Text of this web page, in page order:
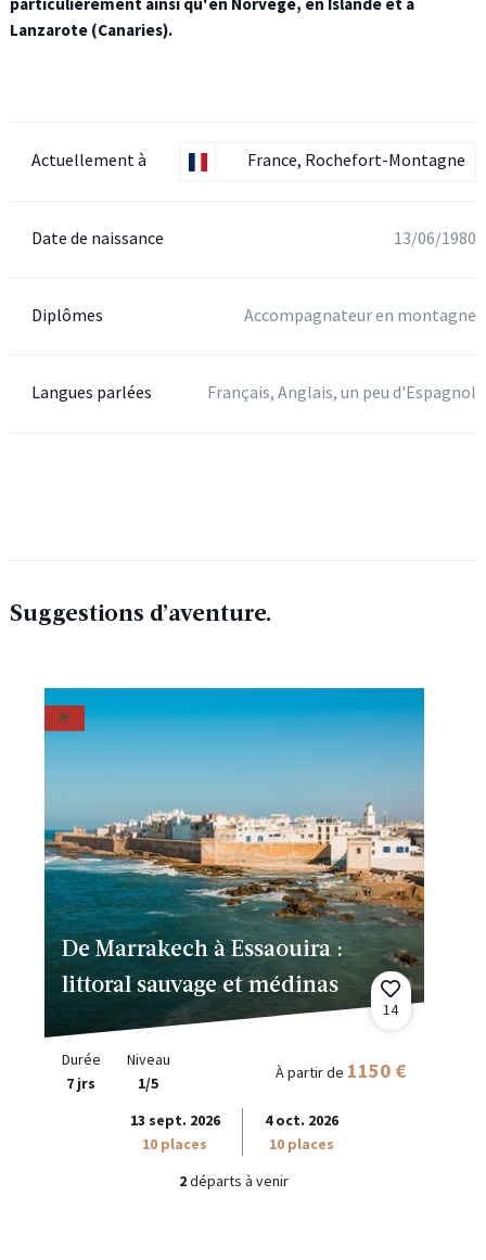
Lanzarote (Canaries).
Actuellement à France, Rochefort-Montagne
Date de naissance 13/06/1980
Diplômes Accompagnateur en montagne
Langues parlées Français, Anglais, un peu d'Espagnol
Suggestions d’aventure.
De Marrakech à Essaouira :
littoral sauvage et médinas
14
Durée
7 jrs
Niveau
1/5
À partir de 1150 €
13 sept. 2026
10 places
4 oct. 2026
10 places
2départs à venir